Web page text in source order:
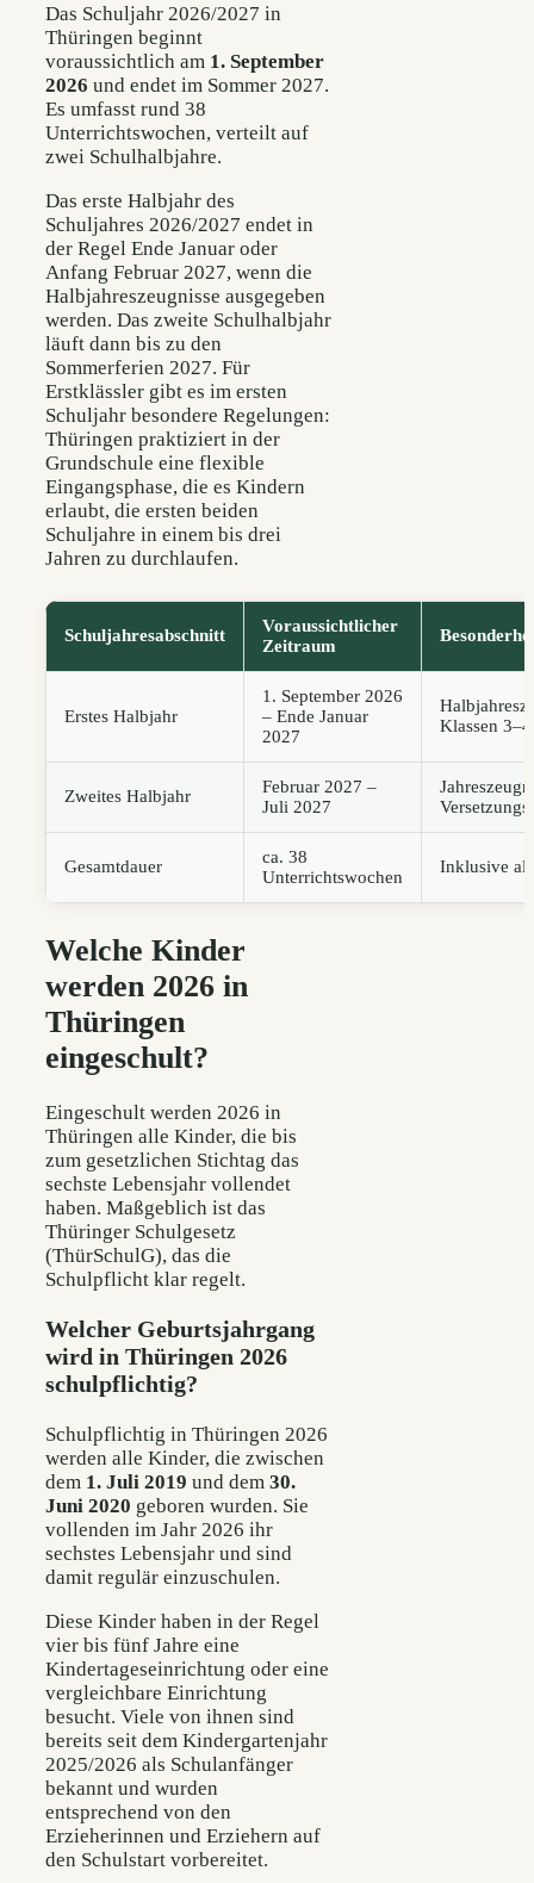
Das Schuljahr 2026/2027 in
Thüringen beginnt
voraussichtlich am 1. September
2026 und endet im Sommer 2027.
Es umfasst rund 38
Unterrichtswochen, verteilt auf
zwei Schulhalbjahre.
Das erste Halbjahr des
Schuljahres 2026/2027 endet in
der Regel Ende Januar oder
Anfang Februar 2027, wenn die
Halbjahreszeugnisse ausgegeben
werden. Das zweite Schulhalbjahr
läuft dann bis zu den
Sommerferien 2027. Für
Erstklässler gibt es im ersten
Schuljahr besondere Regelungen:
Thüringen praktiziert in der
Grundschule eine flexible
Eingangsphase, die es Kindern
erlaubt, die ersten beiden
Schuljahre in einem bis drei
Jahren zu durchlaufen.
Schuljahresabschnitt
Voraussichtlicher
Zeitraum
Erstes Halbjahr
1. September 2026
– Ende Januar
2027
Klassen 3–4
Zweites Halbjahr
Februar 2027 –
Juli 2027
Gesamtdauer
ca. 38
Unterrichtswochen
Inklusive
Welche Kinder
werden 2026 in
Thüringen
eingeschult?
Eingeschult werden 2026 in
Thüringen alle Kinder, die bis
zum gesetzlichen Stichtag das
sechste Lebensjahr vollendet
haben. Maßgeblich ist das
Thüringer Schulgesetz
(ThürSchulG), das die
Schulpflicht klar regelt.
Welcher Geburtsjahrgang
wird in Thüringen 2026
schulpflichtig?
Schulpflichtig in Thüringen 2026
werden alle Kinder, die zwischen
dem 1. Juli 2019 und dem 30.
Juni 2020 geboren wurden. Sie
vollenden im Jahr 2026 ihr
sechstes Lebensjahr und sind
damit regulär einzuschulen.
Diese Kinder haben in der Regel
vier bis fünf Jahre eine
Kindertageseinrichtung oder eine
vergleichbare Einrichtung
besucht. Viele von ihnen sind
bereits seit dem Kindergartenjahr
2025/2026 als Schulanfänger
bekannt und wurden
entsprechend von den
Erzieherinnen und Erziehern auf
den Schulstart vorbereitet.